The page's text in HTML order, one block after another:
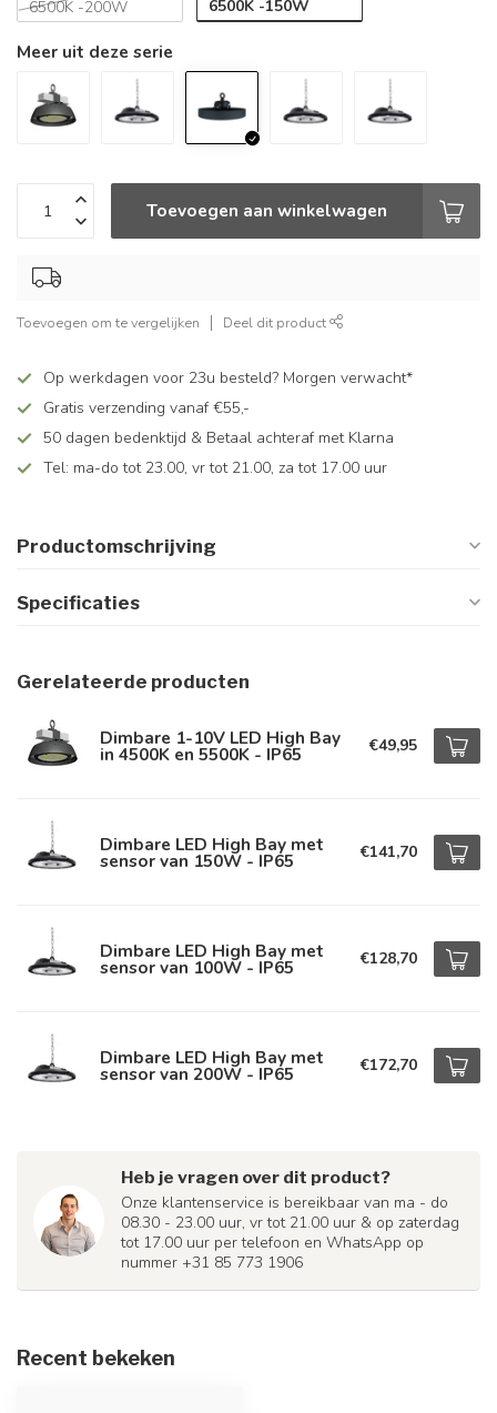
6500K -200W 6500K -150W
Meer uit deze serie
Toevoegen aan winkelwagen
Toevoegen om te vergelijken Deel dit product
Op werkdagen voor 23u besteld? Morgen verwacht*
Gratis verzending vanaf €55,-
50 dagen bedenktijd & Betaal achteraf met Klarna
Tel: ma-do tot 23.00, vr tot 21.00, za tot 17.00 uur
Productomschrijving
Specificaties
Gerelateerde producten
Dimbare 1-10V LED High Bay
in 4500K en 5500K - IP65 €49,95
Dimbare LED High Bay met
sensor van 150W - IP65 €141,70
Dimbare LED High Bay met
sensor van 100W - IP65 €128,70
Dimbare LED High Bay met
sensor van 200W - IP65 €172,70
Heb je vragen over dit product?
Onze klantenservice is bereikbaar van ma - do
08.30 - 23.00 uur, vr tot 21.00 uur & op zaterdag
tot 17.00 uur per telefoon en WhatsApp op
nummer +31 85 773 1906
Recent bekeken